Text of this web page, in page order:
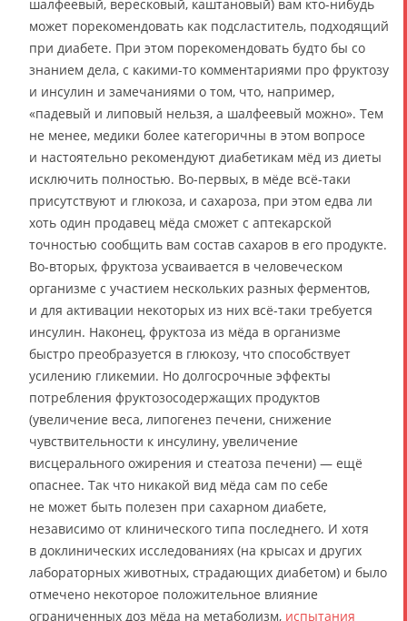
шалфеевый, вересковый, каштановый) вам кто-нибудь
может порекомендовать как подсластитель, подходящий
при диабете. При этом порекомендовать будто бы со
знанием дела, с какими-то комментариями про фруктозу
и инсулин и замечаниями о том, что, например,
«падевый и липовый нельзя, а шалфеевый можно». Тем
не менее, медики более категоричны в этом вопросе
и настоятельно рекомендуют диабетикам мёд из диеты
исключить полностью. Во-первых, в мёде всё-таки
присутствуют и глюкоза, и сахароза, при этом едва ли
хоть один продавец мёда сможет с аптекарской
точностью сообщить вам состав сахаров в его продукте.
Во-вторых, фруктоза усваивается в человеческом
организме с участием нескольких разных ферментов,
и для активации некоторых из них всё-таки требуется
инсулин. Наконец, фруктоза из мёда в организме
быстро преобразуется в глюкозу, что способствует
усилению гликемии. Но долгосрочные эффекты
потребления фруктозосодержащих продуктов
(увеличение веса, липогенез печени, снижение
чувствительности к инсулину, увеличение
висцерального ожирения и стеатоза печени) — ещё
опаснее. Так что никакой вид мёда сам по себе
не может быть полезен при сахарном диабете,
независимо от клинического типа последнего. И хотя
в доклинических исследованиях (на крысах и других
лабораторных животных, страдающих диабетом) и было
отмечено некоторое положительное влияние
ограниченных доз мёда на метаболизм, испытания